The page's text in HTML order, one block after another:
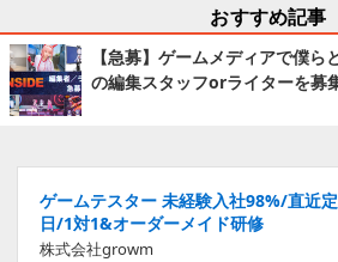
おすすめ記事
【急募】ゲームメディアで僕
の編集スタッフorライターを募
ゲームテスター 未経験入社98%/直近
日/1対1&オーダーメイド研修
株式会社growm